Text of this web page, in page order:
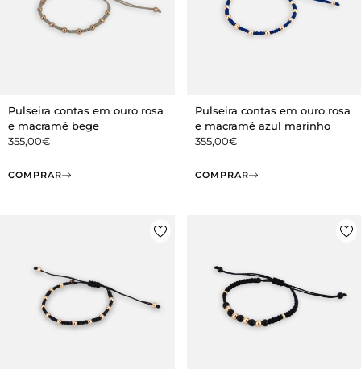
Pulseira contas em ouro rosa
e macramé bege
355,00€
COMPRAR
Pulseira contas em ouro rosa
e macramé azul marinho
355,00€
COMPRAR